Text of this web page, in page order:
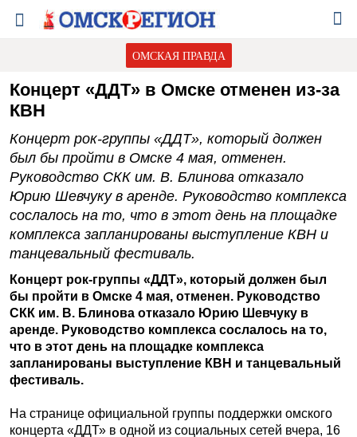
ОМСКАЯ ПРАВДА
Концерт «ДДТ» в Омске отменен из-за
КВН
Концерт рок-группы «ДДТ», который должен
был бы пройти в Омске 4 мая, отменен.
Руководство СКК им. В. Блинова отказало
Юрию Шевчуку в аренде. Руководство комплекса
сослалось на то, что в этот день на площадке
комплекса запланированы выступление КВН и
танцевальный фестиваль.
Концерт рок-группы «ДДТ», который должен был
бы пройти в Омске 4 мая, отменен. Руководство
СКК им. В. Блинова отказало Юрию Шевчуку в
аренде. Руководство комплекса сослалось на то,
что в этот день на площадке комплекса
запланированы выступление КВН и танцевальный
фестиваль.
На странице официальной группы поддержки омского
концерта «ДДТ» в одной из социальных сетей вчера, 16